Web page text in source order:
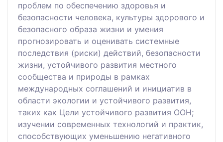
проблем по обеспечению здоровья и
безопасности человека, культуры здорового и
безопасного образа жизни и умения
прогнозировать и оценивать системные
последствия (риски) действий, безопасности
жизни, устойчивого развития местного
сообщества и природы в рамках
международных соглашений и инициатив в
области экологии и устойчивого развития,
таких как Цели устойчивого развития ООН;
изучении современных технологий и практик,
способствующих уменьшению негативного